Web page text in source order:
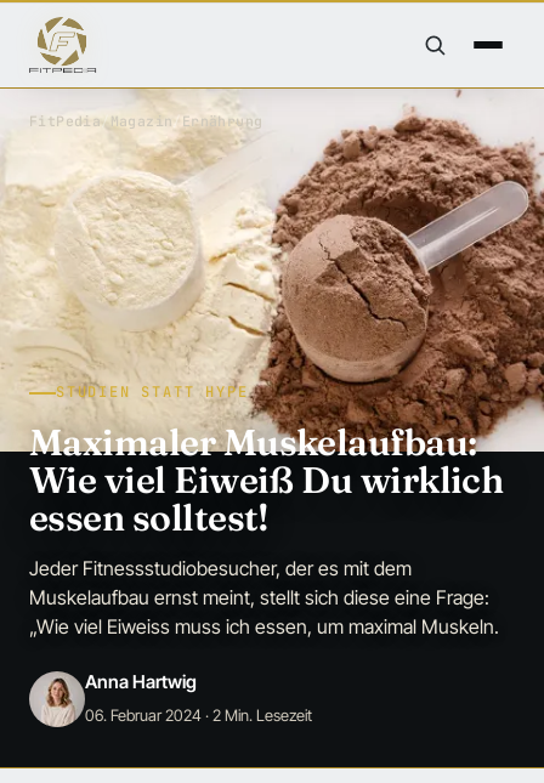
FitPedia/Magazin/ Ernährung
STUDIEN STATT HYPE
Maximaler Muskelaufbau:
Wie viel Eiweiß Du wirklich
essen solltest!
Jeder Fitnessstudiobesucher, der es mit dem
Muskelaufbau ernst meint, stellt sich diese eine Frage:
„Wie viel Eiweiss muss ich essen, um maximal Muskeln.
Anna Hartwig
06. Februar 2024· 2 Min. Lesezeit